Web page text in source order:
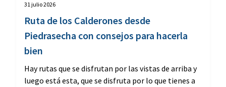
31 julio 2026
Ruta de los Calderones desde
Piedrasecha con consejos para hacerla
bien
Hay rutas que se disfrutan por las vistas de arriba y
luego está esta, que se disfruta por lo que tienes a